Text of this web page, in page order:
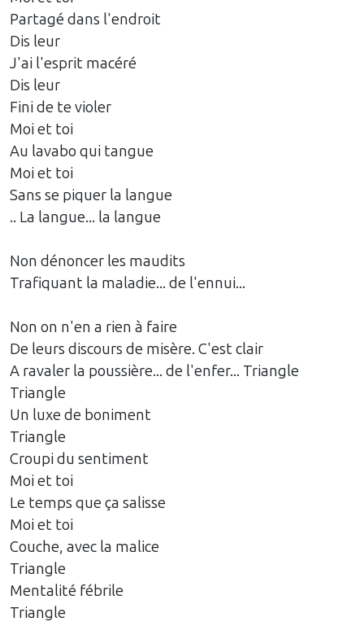
Partagé dans l'endroit
Dis leur
J'ai l'esprit macéré
Dis leur
Fini de te violer
Moi et toi
Au lavabo qui tangue
Moi et toi
Sans se piquer la langue
.. La langue... la langue
Non dénoncer les maudits
Trafiquant la maladie... de l'ennui...
Non on n'en a rien à faire
De leurs discours de misère. C'est clair
A ravaler la poussière... de l'enfer... Triangle
Triangle
Un luxe de boniment
Triangle
Croupi du sentiment
Moi et toi
Le temps que ça salisse
Moi et toi
Couche, avec la malice
Triangle
Mentalité fébrile
Triangle